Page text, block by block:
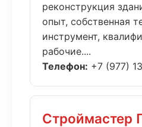
реконструкция
опыт, собственная
инструмент,
рабочие....
Телефон: +7 (977)
Строймастер